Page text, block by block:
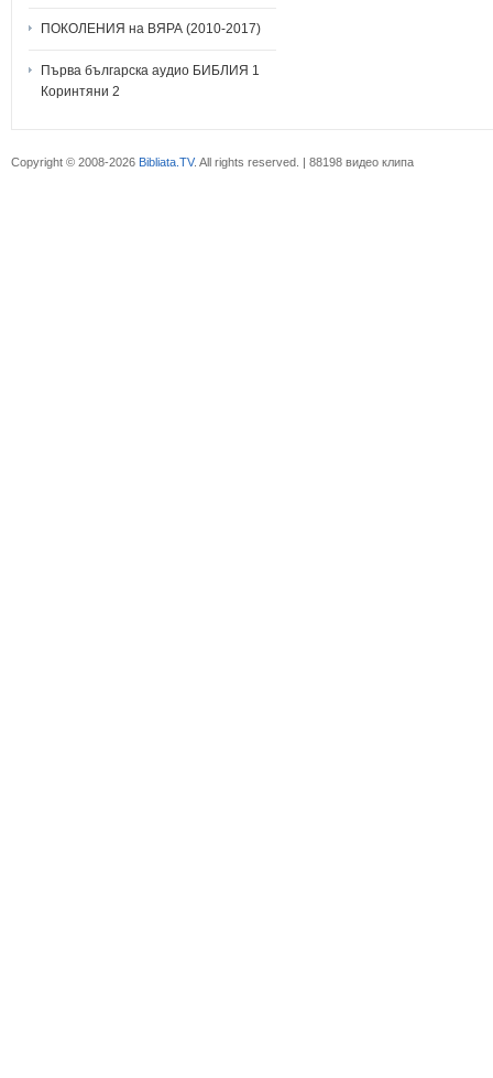
ПОКОЛЕНИЯ на ВЯРА (2010-2017)
Първа българска аудио БИБЛИЯ 1
Коринтяни 2
Copyright © 2008-2026 Bibliata.TV. All rights reserved. | 88198 видео клипа